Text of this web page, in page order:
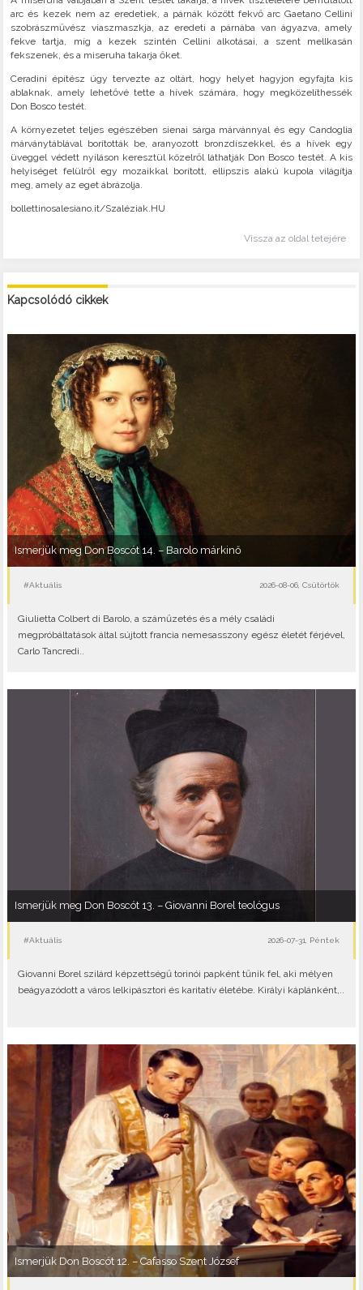
arc és kezek nem az eredetiek, a párnák között fekvő arc Gaetano Cellini
szobrászművész viaszmaszkja, az eredeti a párnába van ágyazva, amely
fekve tartja, míg a kezek szintén Cellini alkotásai, a szent mellkasán
fekszenek, és a miseruha takarja őket.
Ceradini építész úgy tervezte az oltárt, hogy helyet hagyjon egyfajta kis
ablaknak, amely lehetővé tette a hívek számára, hogy megközelíthessék
Don Bosco testét.
A környezetet teljes egészében sienai sárga márvánnyal és egy Candoglia
márványtáblával borították be, aranyozott bronzdíszekkel, és a hívek egy
üveggel védett nyíláson keresztül közelről láthatják Don Bosco testét. A kis
helyiséget felülről egy mozaikkal borított, ellipszis alakú kupola világítja
meg, amely az eget ábrázolja.
bollettinosalesiano.it/Szaléziak.HU
Vissza az oldal tetejére
Kapcsolódó cikkek
Ismerjük meg Don Boscót 14. – Barolo márkinő
#Aktuális 2026-08-06, Csütörtök
Giulietta Colbert di Barolo, a száműzetés és a mély családi
megpróbáltatások által sújtott francia nemesasszony egész életét férjével,
Carlo Tancredi..
Ismerjük meg Don Boscót 13. – Giovanni Borel teológus
#Aktuális 2026-07-31, Péntek
Giovanni Borel szilárd képzettségű torinói papként tűnik fel, aki mélyen
beágyazódott a város lelkipásztori és karitatív életébe. Királyi káplánként,..
Ismerjük Don Boscót 12. – Cafasso Szent József